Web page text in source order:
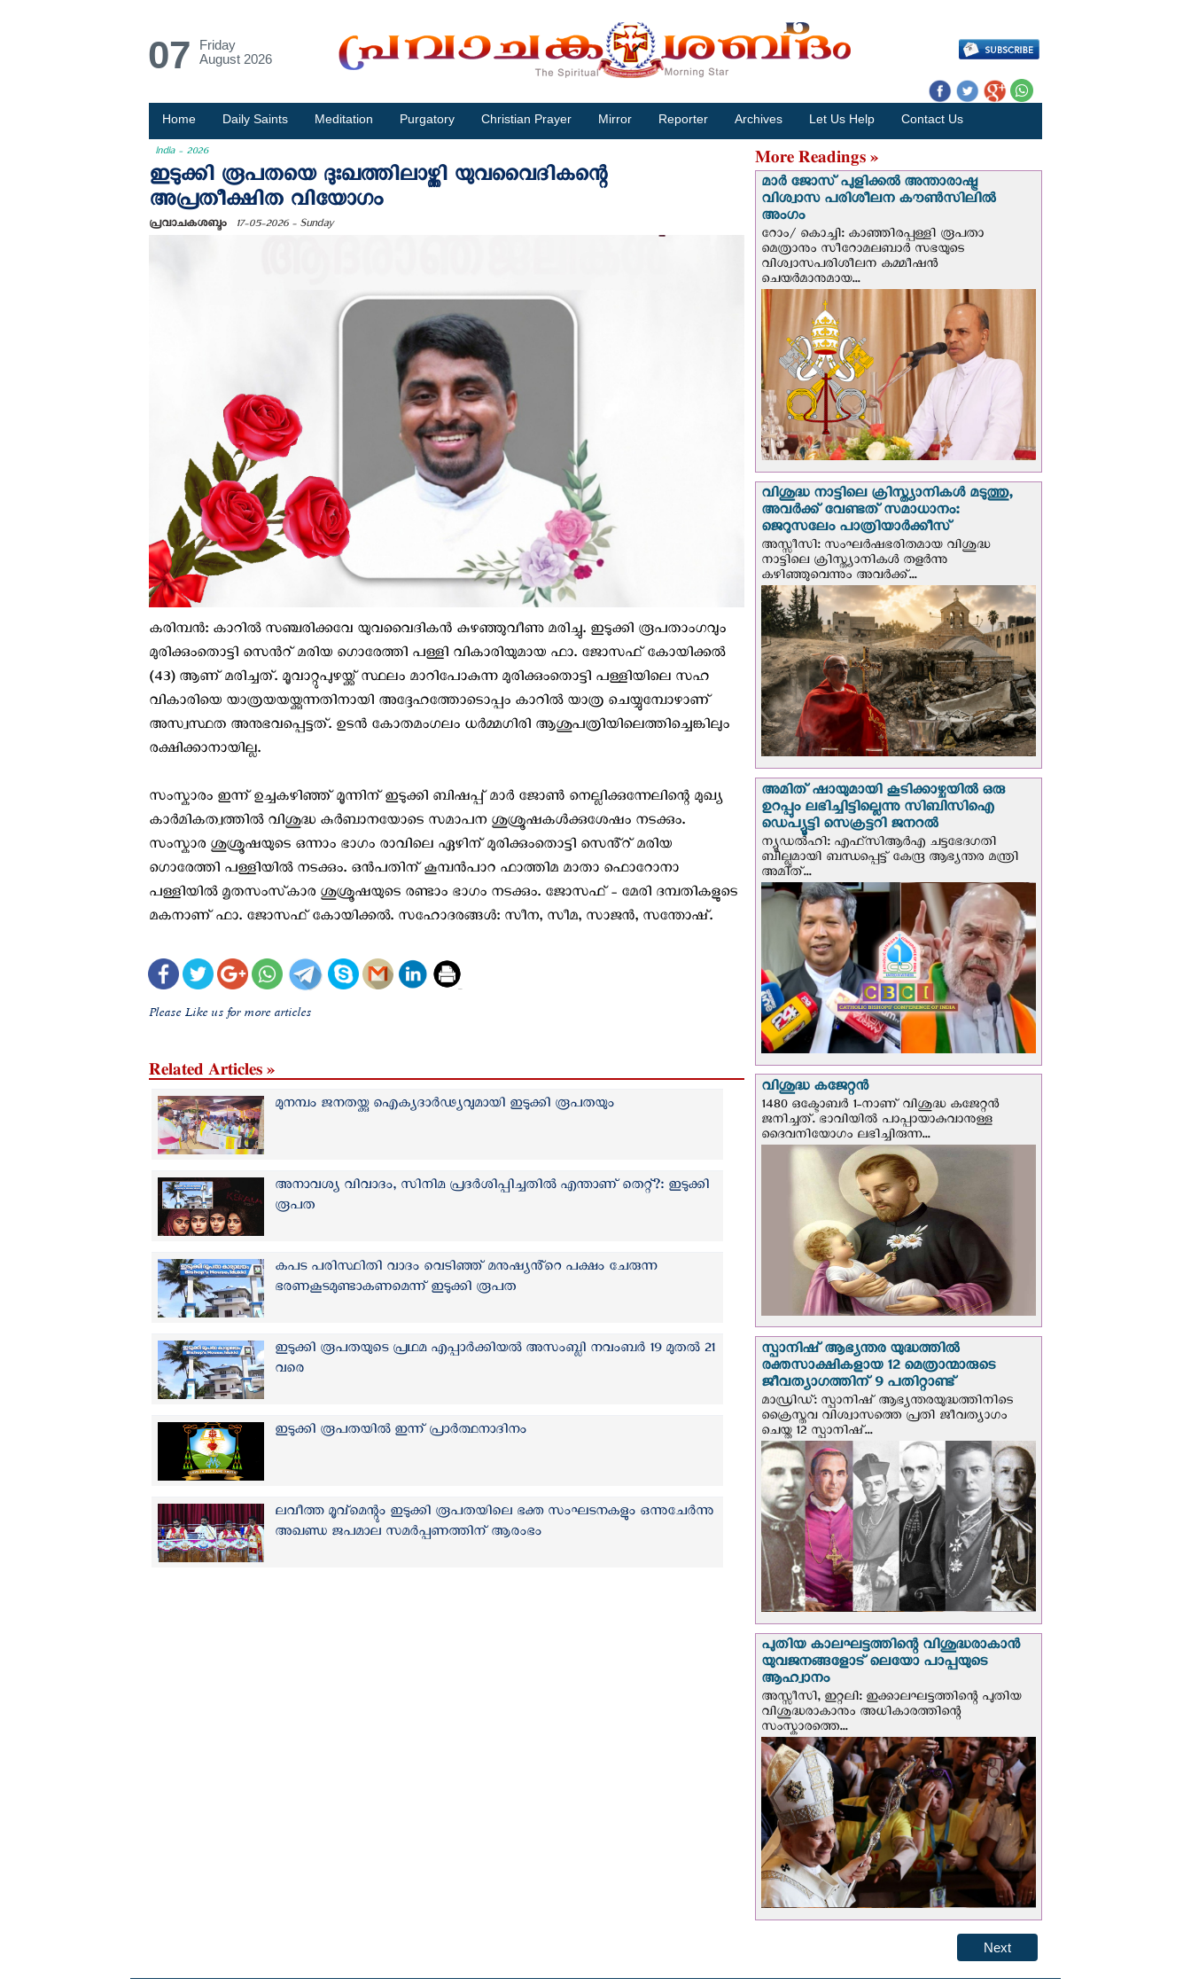
07
Friday
August 2026
Home Daily Saints Meditation Purgatory Christian Prayer Mirror Reporter Archives Let Us Help Contact Us
India - 2026
ഇടുക്കി രൂപതയെ ദുഃഖത്തിലാഴ്ത്തി യുവവൈദികന്റെ
അപ്രതീക്ഷിത വിയോഗം
പ്രവാചകശബ്ദം 17-05-2026 - Sunday
കരിമ്പൻ: കാറിൽ സഞ്ചരിക്കവേ യുവവൈദികൻ കുഴഞ്ഞുവീണു മരിച്ചു. ഇടുക്കി രൂപതാംഗവും
മുരിക്കുംതൊട്ടി സെന്‍റ് മരിയ ഗൊരേത്തി പള്ളി വികാരിയുമായ ഫാ. ജോസഫ് കോയിക്കൽ
(43) ആണ് മരിച്ചത്. മൂവാറ്റുപുഴയ്ക്ക് സ്ഥലം മാറിപോകുന്ന മുരിക്കുംതൊട്ടി പള്ളിയിലെ സഹ
വികാരിയെ യാത്രയയയ്ക്കുന്നതിനായി അദ്ദേഹത്തോടൊപ്പം കാറിൽ യാത്ര ചെയ്യുമ്പോഴാണ്
അസ്വസ്ഥത അനുഭവപ്പെട്ടത്. ഉടൻ കോതമംഗലം ധർമ്മഗിരി ആശുപത്രിയിലെത്തിച്ചെങ്കിലും
രക്ഷിക്കാനായില്ല.
സംസ്ക‌ാരം ഇന്ന് ഉച്ചകഴിഞ്ഞ് മൂന്നിന് ഇടുക്കി ബിഷപ്പ് മാർ ജോൺ നെല്ലിക്കുന്നേലിന്റെ മുഖ്യ
കാർമികത്വത്തിൽ വിശുദ്ധ കുർബാനയോടെ സമാപന ശുശ്രൂഷകൾക്കുശേഷം നടക്കും.
സംസ്കാര ശുശ്രൂഷയുടെ ഒന്നാം ഭാഗം രാവിലെ ഏഴിന് മുരിക്കുംതൊട്ടി സെൻ്റ് മരിയ
ഗൊരേത്തി പള്ളിയിൽ നടക്കും. ഒന്‍പതിന് കൂമ്പൻപാറ ഫാത്തിമ മാതാ ഫൊറോനാ
പള്ളിയിൽ മൃതസംസ്‌കാര ശുശ്രൂഷയുടെ രണ്ടാം ഭാഗം നടക്കും. ജോസഫ് - മേരി ദമ്പതികളുടെ
മകനാണ് ഫാ. ജോസഫ് കോയിക്കൽ. സഹോദരങ്ങൾ: സീന, സീമ, സാജൻ, സന്തോഷ്.
Please Like us for more articles
Related Articles »
മുനമ്പം ജനതയ്ക്കു ഐക്യദാര്‍ഢ്യവുമായി ഇടുക്കി രൂപതയും
അനാവശ്യ വിവാദം, സിനിമ പ്രദർശിപ്പിച്ചതിൽ എന്താണ് തെറ്റ്?: ഇടുക്കി
രൂപത
കപട പരിസ്ഥിതി വാദം വെടിഞ്ഞ് മനുഷ്യൻ്റെ പക്ഷം ചേരുന്ന
ഭരണകൂടമുണ്ടാകണമെന്ന് ഇടുക്കി രൂപത
ഇടുക്കി രൂപതയുടെ പ്രഥമ എപ്പാർക്കിയൽ അസംബ്ലി നവംബർ 19 മുതൽ 21
വരെ
ഇടുക്കി രൂപതയില്‍ ഇന്ന് പ്രാർത്ഥനാദിനം
ലവീത്ത മൂവ്മെന്റും ഇടുക്കി രൂപതയിലെ ഭക്ത സംഘടനകളും ഒന്നുചേർന്നു
അഖണ്ഡ ജപമാല സമര്‍പ്പണത്തിന് ആരംഭം
More Readings »
മാർ ജോസ് പുളിക്കൽ അന്താരാഷ്ട്ര
വിശ്വാസ പരിശീലന കൗൺസിലിൽ
അംഗം
റോം/ കൊച്ചി: കാഞ്ഞിരപ്പള്ളി രൂപതാ
മെത്രാനും സീറോമലബാർ സഭയുടെ
വിശ്വാസപരിശീലന കമ്മീഷൻ
ചെയർമാനുമായ...
വിശുദ്ധ നാട്ടിലെ ക്രിസ്ത്യാനികൾ മടുത്തു,
അവർക്ക് വേണ്ടത് സമാധാനം:
ജെറുസലേം പാത്രിയാര്‍ക്കീസ്
അസ്സീസി: സംഘര്‍ഷഭരിതമായ വിശുദ്ധ
നാട്ടിലെ ക്രിസ്ത്യാനികൾ തളര്‍ന്നു
കഴിഞ്ഞുവെന്നും അവർക്ക്...
അമിത് ഷായുമായി കൂടിക്കാഴ്ചയില്‍ ഒരു
ഉറപ്പും ലഭിച്ചിട്ടില്ലെന്നു സിബിസിഐ
ഡെപ്യൂട്ടി സെക്രട്ടറി ജനറല്‍
ന്യൂഡല്‍ഹി: എഫ്‌സിആര്‍എ ചട്ടഭേദഗതി
ബില്ലുമായി ബന്ധപ്പെട്ട് കേന്ദ്ര ആഭ്യന്തര മന്ത്രി
അമിത്...
വിശുദ്ധ കജേറ്റന്‍
1480 ഒക്ടോബര്‍ 1-നാണ് വിശുദ്ധ കജേറ്റന്‍
ജനിച്ചത്. ഭാവിയില്‍ പാപ്പായാകുവാനുള്ള
ദൈവനിയോഗം ലഭിച്ചിരുന്ന...
സ്പാനിഷ് ആഭ്യന്തര യുദ്ധത്തില്‍
രക്തസാക്ഷികളായ 12 മെത്രാന്മാരുടെ
ജീവത്യാഗത്തിന് 9 പതിറ്റാണ്ട്
മാഡ്രിഡ്: സ്പാനിഷ് ആഭ്യന്തരയുദ്ധത്തിനിടെ
ക്രൈസ്തവ വിശ്വാസത്തെ പ്രതി ജീവത്യാഗം
ചെയ്ത 12 സ്പാനിഷ്...
പുതിയ കാലഘട്ടത്തിന്റെ വിശുദ്ധരാകാന്‍
യുവജനങ്ങളോട് ലെയോ പാപ്പയുടെ
ആഹ്വാനം
അസ്സീസി, ഇറ്റലി: ഇക്കാലഘട്ടത്തിന്റെ പുതിയ
വിശുദ്ധരാകാനും അധികാരത്തിന്റെ
സംസ്കാരത്തെ...
Next